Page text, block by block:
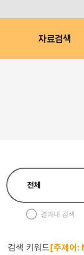
자료검색
결과내 검색
검색 키워드[주제어: